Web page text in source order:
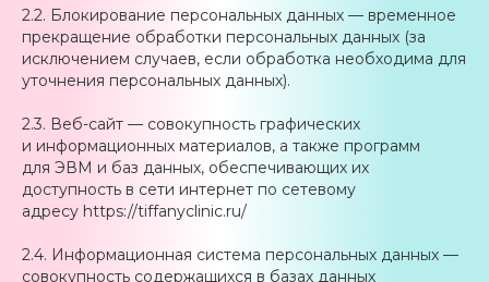
2.2. Блокирование персональных данных — временное
прекращение обработки персональных данных (за
исключением случаев, если обработка необходима для
уточнения персональных данных).
2.3. Веб-сайт — совокупность графических
и информационных материалов, а также программ
для ЭВМ и баз данных, обеспечивающих их
доступность в сети интернет по сетевому
адресу https://tiffanyclinic.ru/
2.4. Информационная система персональных данных —
совокупность содержащихся в базах данных